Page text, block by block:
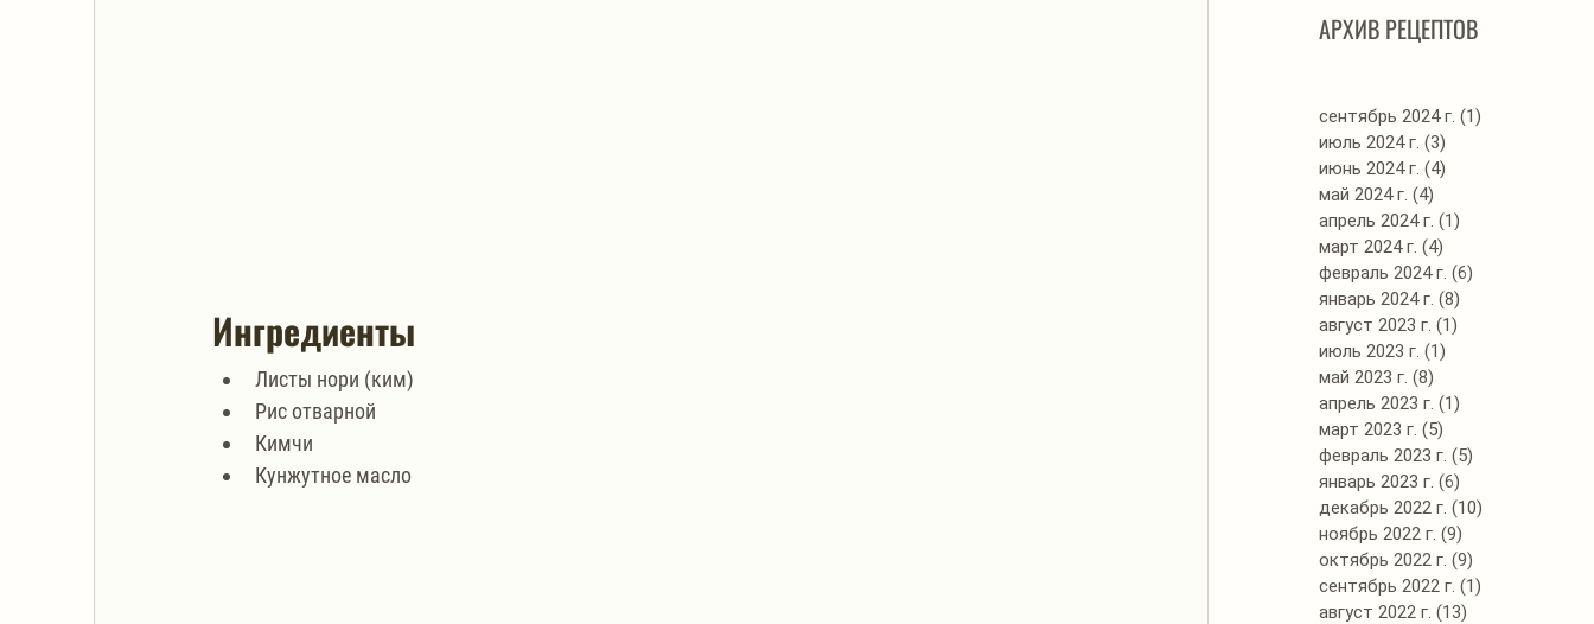
Ингредиенты
Листы нори (ким)
Рис отварной
Кимчи
Кунжутное масло
соусе
АРХИВ РЕЦЕПТОВ
сентябрь 2024 г. (1)
июль 2024 г. (3)
июнь 2024 г. (4)
май 2024 г. (4)
апрель 2024 г. (1)
март 2024 г. (4)
февраль 2024 г. (6)
январь 2024 г. (8)
август 2023 г. (1)
июль 2023 г. (1)
май 2023 г. (8)
апрель 2023 г. (1)
март 2023 г. (5)
февраль 2023 г. (5)
январь 2023 г. (6)
декабрь 2022 г. (10)
ноябрь 2022 г. (9)
октябрь 2022 г. (9)
сентябрь 2022 г. (1)
август 2022 г. (13)